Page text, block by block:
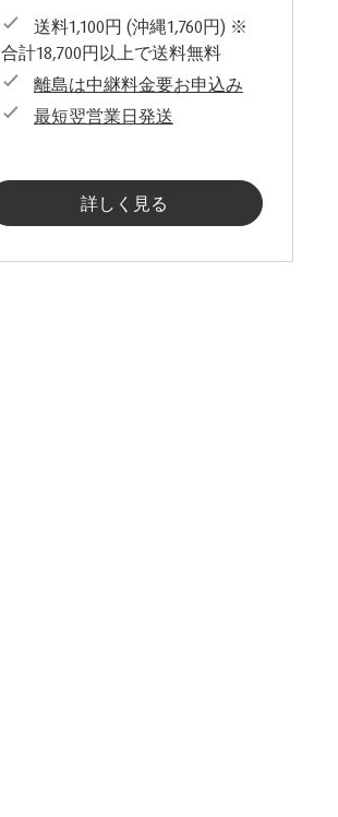
送料1,100円 (沖縄1,760円) ※
合計18,700円以上で送料無料
離島は中継料金要お申込み
最短翌営業日発送
詳しく見る